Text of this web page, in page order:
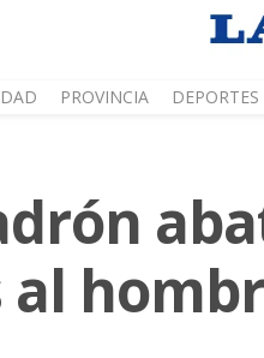
PROVINCIA DEPORTES